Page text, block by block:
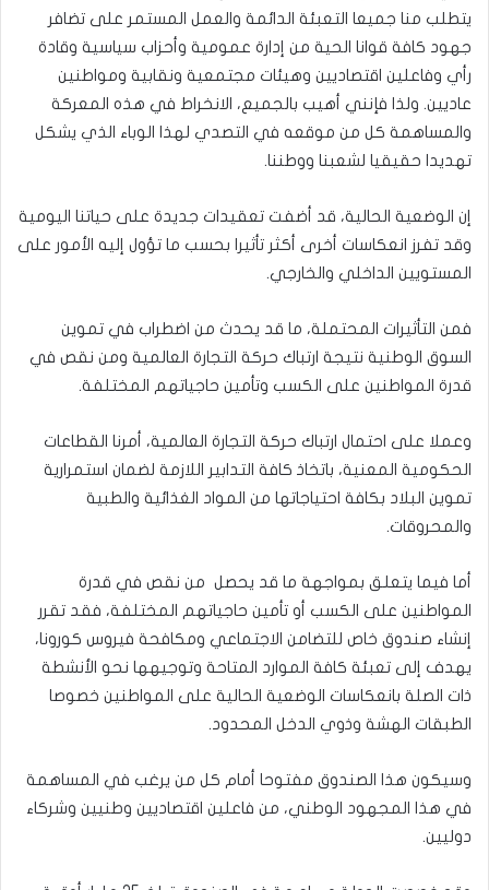
يتطلب منا جميعا التعبئة الدائمة والعمل المستمر على تضافر
جهود كافة قوانا الحية من إدارة عمومية وأحزاب سياسية وقادة
رأي وفاعلين اقتصاديين وهيئات مجتمعية ونقابية ومواطنين
عاديين. ولذا فإنني أهيب بالجميع، الانخراط في هذه المعركة
والمساهمة كل من موقعه في التصدي لهذا الوباء الذي يشكل
تهديدا حقيقيا لشعبنا ووطننا.
إن الوضعية الحالية، قد أضفت تعقيدات جديدة على حياتنا اليومية
وقد تفرز انعكاسات أخرى أكثر تأثيرا بحسب ما تؤول إليه الأمور على
المستويين الداخلي والخارجي.
فمن التأثيرات المحتملة، ما قد يحدث من اضطراب في تموين
السوق الوطنية نتيجة ارتباك حركة التجارة العالمية ومن نقص في
قدرة المواطنين على الكسب وتأمين حاجياتهم المختلفة.
وعملا على احتمال ارتباك حركة التجارة العالمية، أمرنا القطاعات
الحكومية المعنية، باتخاذ كافة التدابير اللازمة لضمان استمرارية
تموين البلاد بكافة احتياجاتها من المواد الغذائية والطبية
والمحروقات.
أما فيما يتعلق بمواجهة ما قد يحصل من نقص في قدرة
المواطنين على الكسب أو تأمين حاجياتهم المختلفة، فقد تقرر
إنشاء صندوق خاص للتضامن الاجتماعي ومكافحة فيروس كورونا،
يهدف إلى تعبئة كافة الموارد المتاحة وتوجيهها نحو الأنشطة
ذات الصلة بانعكاسات الوضعية الحالية على المواطنين خصوصا
الطبقات الهشة وذوي الدخل المحدود.
وسيكون هذا الصندوق مفتوحا أمام كل من يرغب في المساهمة
في هذا المجهود الوطني، من فاعلين اقتصاديين وطنيين وشركاء
دوليين.